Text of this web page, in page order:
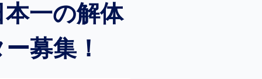
本一の解体
募集！